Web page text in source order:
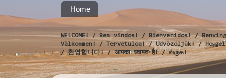
Home
WELCOME! / Bem vindos! / Bienvenidos! /
Välkommen! / Tervetuloa! / Üdvözöljük! /
/ 환영합니다! / आपका स्वागत है! / வருக!